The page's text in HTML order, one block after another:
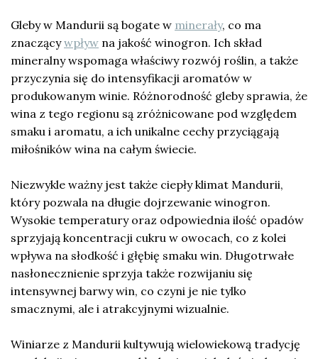
Gleby w Mandurii są bogate w minerały, co ma
znaczącywpływ na jakość winogron. Ich skład
mineralny wspomaga właściwy rozwój roślin, a także
przyczynia się do intensyfikacji aromatów w
produkowanym winie. Różnorodność gleby sprawia, że
wina z tego regionu są zróżnicowane pod względem
smaku i aromatu, a ich unikalne cechy przyciągają
miłośników wina na całym świecie.
Niezwykle ważny jest także ciepły klimat Mandurii,
który pozwala na długie dojrzewanie winogron.
Wysokie temperatury oraz odpowiednia ilość opadów
sprzyjają koncentracji cukru w owocach, co z kolei
wpływa na słodkość i głębię smaku win. Długotrwałe
nasłonecznienie sprzyja także rozwijaniu się
intensywnej barwy win, co czyni je nie tylko
smacznymi, ale i atrakcyjnymi wizualnie.
Winiarze z Mandurii kultywują wielowiekową tradycję